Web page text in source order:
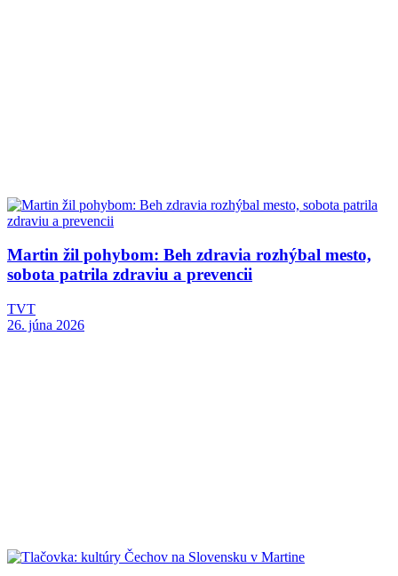
Martin žil pohybom: Beh zdravia rozhýbal mesto,
sobota patrila zdraviu a prevencii
TVT
26. júna 2026